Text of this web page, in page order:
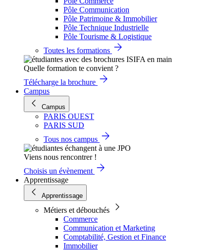
Pôle Communication
Pôle Patrimoine & Immobilier
Pôle Technique Industrielle
Pôle Tourisme & Logistique
Toutes les formations
Quelle formation te convient ?
Télécharge la brochure
Campus
Campus
PARIS OUEST
PARIS SUD
Tous nos campus
Viens nous rencontrer !
Choisis un évènement
Apprentissage
Apprentissage
Métiers et débouchés
Commerce
Communication et Marketing
Comptabilité, Gestion et Finance
Immobilier